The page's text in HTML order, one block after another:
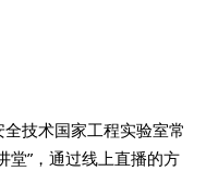
技术国家工程实验室常
堂”，通过线上直播的方